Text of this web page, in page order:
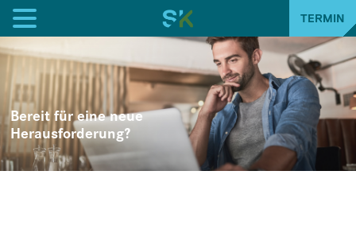
TERMIN
Bereit für eine neue
Herausforderung?